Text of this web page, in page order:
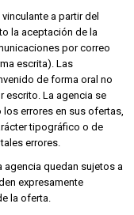
a partir del
la aceptación de la
por correo
escrita). Las
de forma oral no
escrito. La agencia se
errores en sus ofertas,
tipográfico o de
errores.
quedan sujetos a
expresamente
la oferta.